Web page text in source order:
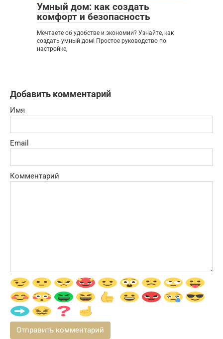
Умный дом: как создать
комфорт и безопасность
Мечтаете об удобстве и экономии? Узнайте, как
создать умный дом! Простое руководство по
настройке,
Добавить комментарий
Имя
Email
Комментарий